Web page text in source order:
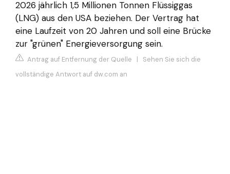
2026 jährlich 1,5 Millionen Tonnen Flüssiggas
(LNG) aus den USA beziehen. Der Vertrag hat
eine Laufzeit von 20 Jahren und soll eine Brücke
zur "grünen" Energieversorgung sein.
Antrag auf Entfernung der Quelle | Sehen Sie sich die
vollständige Antwort auf dw.com an